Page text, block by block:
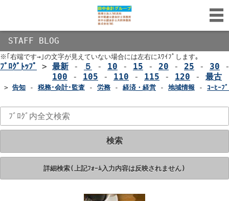
STAFF BLOG
※｢右端です→｣の文字が見えていない場合には左右にｽﾜｲﾌﾟします｡
ﾌﾞﾛｸﾞﾄｯﾌﾟ > 最新 - ５ - 10 - 15 - 20 - 25 - 30
100 - 105 - 110 - 115 - 120 - 最古
> 告知 - 税務･会計･監査 - 労務 - 経済・経営 - 地域情報 - ｺｰﾋｰﾌ
検索
詳細検索(上記ﾌｫｰﾑ入力内容は反映されません)